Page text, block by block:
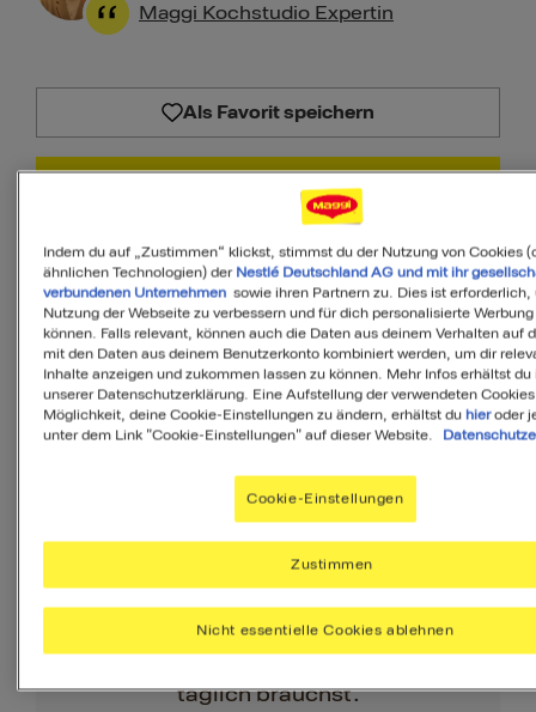
Maggi Kochstudio Expertin
Als Favorit speichern
85
von 100
MyMenu IQ™
Ist diese Mahlzeit
ausgewogen?
MyMenuIQ hilft Dir, deinen Körper mit
allen Nährstoffen zu versorgen, die Du
täglich brauchst.
Indem du auf „Zustimmen“ klickst, stimmst du der Nutzung von Cookies
ähnlichen Technologien) der Nestlé Deutschland AG und mit ihr
verbundenen Unternehmensowie ihren Partnern zu. Dies ist erforderlich,
Nutzung der Webseite zu verbessern und für dich personalisierte
können. Falls relevant, können auch die Daten aus deinem Verhalten auf
mit den Daten aus deinem Benutzerkonto kombiniert werden, um dir
Inhalte anzeigen und zukommen lassen zu können. Mehr Infos erhältst du
unserer Datenschutzerklärung. Eine Aufstellung der verwendeten
Möglichkeit, deine Cookie-Einstellungen zu ändern, erhältst du hieroder
unter dem Link "Cookie-Einstellungen" auf dieser Website.
Cookie-Einstellungen
Nicht essentielle Cookies ablehnen
Zustimmen